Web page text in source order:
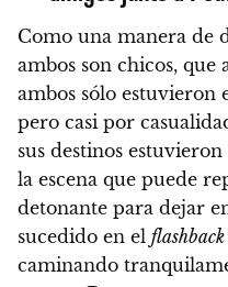
Como una manera de
ambos son chicos, que
ambos sólo estuvieron
pero casi por
sus destinos
la escena que puede
detonante para dejar
sucedido en el flashback
caminando